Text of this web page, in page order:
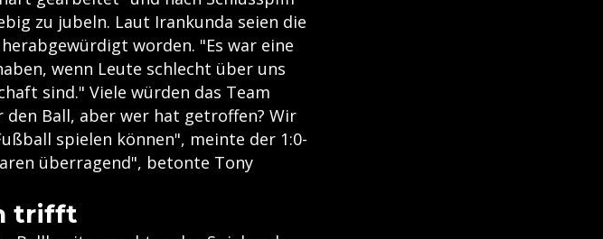
zu jubeln. Laut Irankunda seien die
worden. "Es war eine
wenn Leute schlecht über uns
sind." Viele würden das Team
Ball, aber wer hat getroffen? Wir
spielen können", meinte der 1:0-
überragend", betonte Tony
trifft